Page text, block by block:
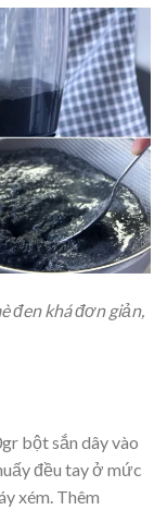
đen khá đơn giản,
bột sắn dây vào
đều tay ở mức
xém. Thêm